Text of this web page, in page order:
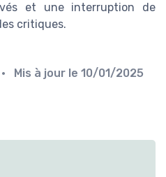
et une interruption de
critiques.
• Mis à jour le 10/01/2025